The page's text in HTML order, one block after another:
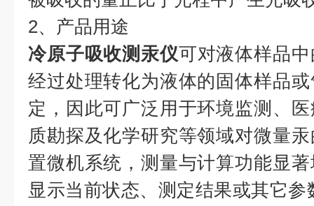
2、产品用途
冷原子吸收测汞仪可对液体样品
经过处理转化为液体的固体样品
定，因此可广泛用于环境监测、
质勘探及化学研究等领域对微量
置微机系统，测量与计算功能显
显示当前状态、测定结果或其它